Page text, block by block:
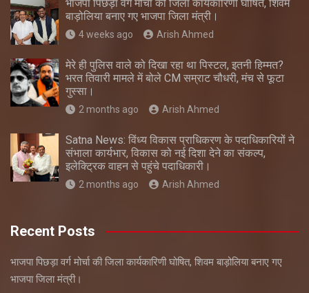
भाजपा पिछड़ा वर्ग मोर्चा की जिला कार्यकारिणी घोषित, शिवम
बाड़ोलिया बनाए गए भाजपा जिला मंत्री।
4 weeks ago Arish Ahmed
मेरे ही पुलिस वाले को दिखा रहा था पिस्टल, इतनी हिम्मत?
भरत तिवारी मामले में बोले CM सम्राट चौधरी, मंच से फूटा
गुस्सा।
2 months ago Arish Ahmed
Satna News: विंध्य विकास प्राधिकरण के पदाधिकारियों ने
संभाला कार्यभार, विकास को नई दिशा देने का संकल्प,
इलेक्ट्रिक वाहन से पहुंचे पदाधिकारी।
2 months ago Arish Ahmed
Recent Posts
भाजपा पिछड़ा वर्ग मोर्चा की जिला कार्यकारिणी घोषित, शिवम बाड़ोलिया बनाए गए
भाजपा जिला मंत्री।